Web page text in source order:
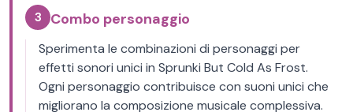
3 Combo personaggio
Sperimenta le combinazioni di personaggi per
effetti sonori unici in Sprunki But Cold As Frost.
Ogni personaggio contribuisce con suoni unici che
migliorano la composizione musicale complessiva.